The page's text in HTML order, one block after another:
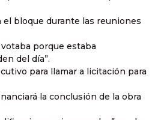
bloque durante las reuniones
porque estaba
del día”.
para llamar a licitación para
la conclusión de la obra